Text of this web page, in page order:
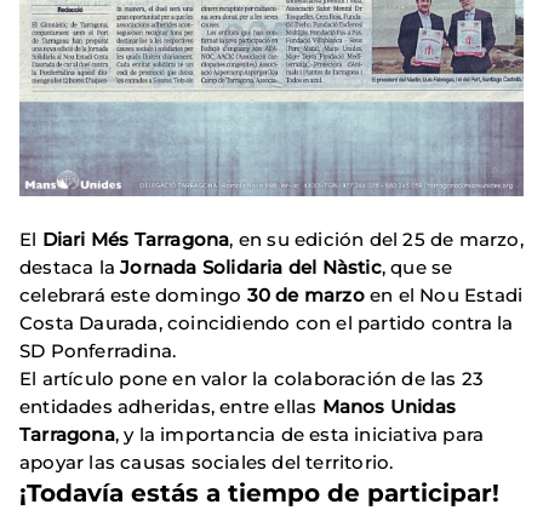
El Diari Més Tarragona, en su edición del 25 de marzo,
destaca laJornada Solidaria del Nàstic, que se
celebrará este domingo 30 de marzoen el Nou Estadi
Costa Daurada, coincidiendo con el partido contra la
SD Ponferradina.
El artículo pone en valor la colaboración de las 23
entidades adheridas, entre ellas Manos Unidas
Tarragona, y la importancia de esta iniciativa para
apoyar las causas sociales del territorio.
¡Todavía estás a tiempo de participar!